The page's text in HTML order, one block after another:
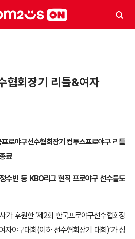
협회장기 리틀&여자
로야구선수협회장기 컴투스프로야구 리틀
료
수빈 등 KBO리그 현직 프로야구 선수들도
가 후원한 ‘제2회 한국프로야구선수협회장
자야구대회(이하 선수협회장기 대회)’가 성